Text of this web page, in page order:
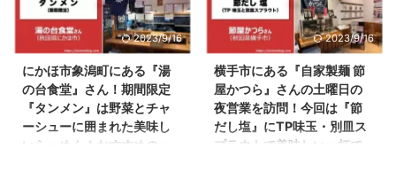
投稿は、美郷町にある人気のラー
メン屋さんで 秋田県に和歌山ら
ーめんを広めてくれた立役者！
仙北郡美郷町の『麺屋はじめ』さ
んへ訪問！（Instagram： ＠
hajime8118.akita こちらで最新
のお店の情報を取得できます）
麺屋はじめさんのお店の外観 ら
日（2/26）に訪問した内容となり
ます！ 秋田県大仙市にある
『鴨中華』『限定ラーメン』『麺
線が素晴らしい』 『素材を活か
したラーメン』と言えばここ！
居酒屋今野さんになります！（お
店のInstagramは @yu_ki.konno
さんです） 居酒屋今野さんの外
2023/9/16
にかほ市象潟町にある『湯
の台食堂』さん！期間限定
『タンメン』は野菜とチャ
ーシューに囲まれた美味し
いらーめん！おすすめの一
2023/9/16
横手市にある『自家製麺 節
屋かつら』さんの土曜日の
夜営業を訪問！今回は『節
だし塩』にTP味玉・別皿ス
プラウトで美味しい一杯で